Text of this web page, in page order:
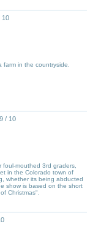
10
in the countryside.
9 / 10
mouthed 3rd graders,
in the Colorado town of
whether its being abducted
show is based on the short
Christmas".